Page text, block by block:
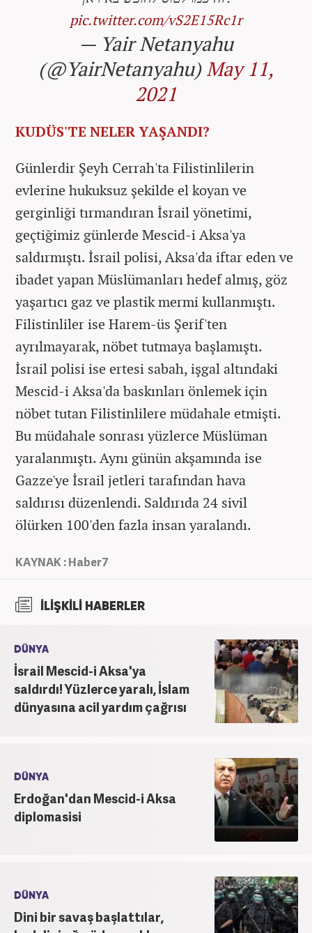
pic.twitter.com/vS2E15Rc1r
— Yair Netanyahu
(@YairNetanyahu)May 11,
2021
KUDÜS'TE NELER YAŞANDI?
Günlerdir Şeyh Cerrah'ta Filistinlilerin
evlerine hukuksuz şekilde el koyan ve
gerginliği tırmandıran İsrail yönetimi,
geçtiğimiz günlerde Mescid-i Aksa'ya
saldırmıştı. İsrail polisi, Aksa'da iftar eden ve
ibadet yapan Müslümanları hedef almış, göz
yaşartıcı gaz ve plastik mermi kullanmıştı.
Filistinliler ise Harem-üs Şerif'ten
ayrılmayarak, nöbet tutmaya başlamıştı.
İsrail polisi ise ertesi sabah, işgal altındaki
Mescid-i Aksa'da baskınları önlemek için
nöbet tutan Filistinlilere müdahale etmişti.
Bu müdahale sonrası yüzlerce Müslüman
yaralanmıştı. Aynı günün akşamında ise
Gazze'ye İsrail jetleri tarafından hava
saldırısı düzenlendi. Saldırıda 24 sivil
ölürken 100'den fazla insan yaralandı.
KAYNAK : Haber7
İLİŞKİLİ HABERLER
DÜNYA
İsrail Mescid-i Aksa'ya
saldırdı! Yüzlerce yaralı, İslam
dünyasına acil yardım çağrısı
DÜNYA
Erdoğan'dan Mescid-i Aksa
diplomasisi
DÜNYA
Dini bir savaş başlattılar,